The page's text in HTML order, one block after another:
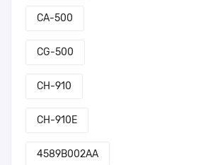
CA-500
CG-500
CH-910
CH-910E
4589B002AA